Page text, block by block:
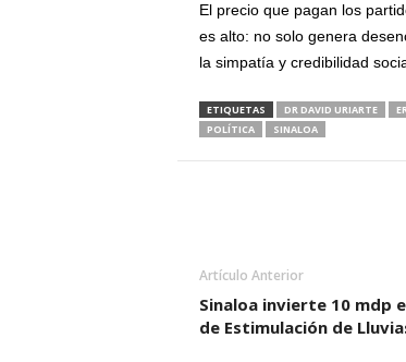
El precio que pagan los
es alto: no solo genera
la simpatía y credibilidad
ETIQUETAS DR DAVID URIARTE
POLÍTICA
SINALOA
Artículo Anterior
Sinaloa invierte 10 mdp
de Estimulación de